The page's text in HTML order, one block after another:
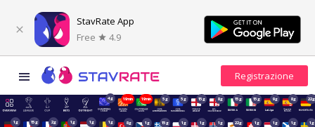
StavRate App
Free
4.9
4g 19min 19min 5g 5g 15g 8g 15g 15g 9g 8g 22g
1g 15g 2g 1g 1g 1g 8g 1g 15g 1g 1g 1g 22g 1g 1g 1g 1g